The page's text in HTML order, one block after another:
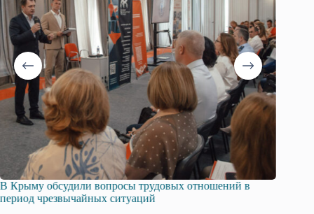
В Крыму обсудили вопросы трудовых отношений в
период чрезвычайных ситуаций